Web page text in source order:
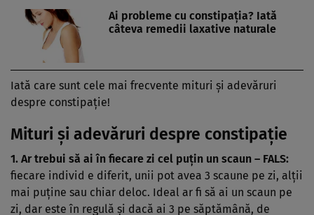
Ai probleme cu constipaţia? Iată
câteva remedii laxative naturale
Iată care sunt cele mai frecvente mituri şi adevăruri
despre constipaţie!
Mituri şi adevăruri despre constipaţie
1. Ar trebui să ai în fiecare zi cel puţin un scaun – FALS:
fiecare individ e diferit, unii pot avea 3 scaune pe zi, alţii
mai puţine sau chiar deloc. Ideal ar fi să ai un scaun pe
zi, dar este în regulă şi dacă ai 3 pe săptămână, de